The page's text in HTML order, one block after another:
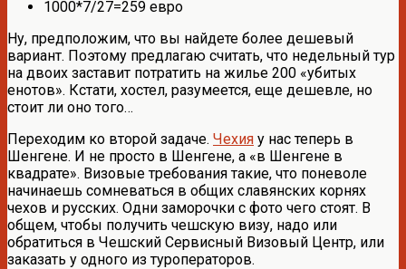
1000*7/27=259 евро
Ну, предположим, что вы найдете более дешевый
вариант. Поэтому предлагаю считать, что недельный тур
на двоих заставит потратить на жилье 200 «убитых
енотов». Кстати, хостел, разумеется, еще дешевле, но
стоит ли оно того…
Переходим ко второй задаче. Чехия у нас теперь в
Шенгене. И не просто в Шенгене, а «в Шенгене в
квадрате». Визовые требования такие, что поневоле
начинаешь сомневаться в общих славянских корнях
чехов и русских. Одни заморочки с фото чего стоят. В
общем, чтобы получить чешскую визу, надо или
обратиться в Чешский Сервисный Визовый Центр, или
заказать у одного из туроператоров.